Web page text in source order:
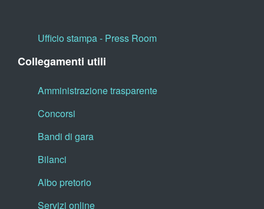
Ufficio stampa - Press Room
Collegamenti utili
Amministrazione trasparente
Concorsi
Bandi di gara
Bilanci
Albo pretorio
Servizi online